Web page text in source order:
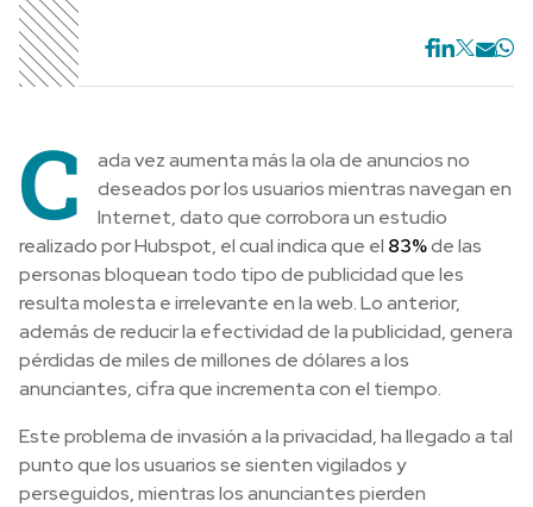
C
ada vez aumenta más la ola de anuncios no
deseados por los usuarios mientras navegan en
Internet, dato que corrobora un estudio
realizado por Hubspot, el cual indica que el 83%de las
personas bloquean todo tipo de publicidad que les
resulta molesta e irrelevante en la web. Lo anterior,
además de reducir la efectividad de la publicidad, genera
pérdidas de miles de millones de dólares a los
anunciantes, cifra que incrementa con el tiempo.
Este problema de invasión a la privacidad, ha llegado a tal
punto que los usuarios se sienten vigilados y
perseguidos, mientras los anunciantes pierden